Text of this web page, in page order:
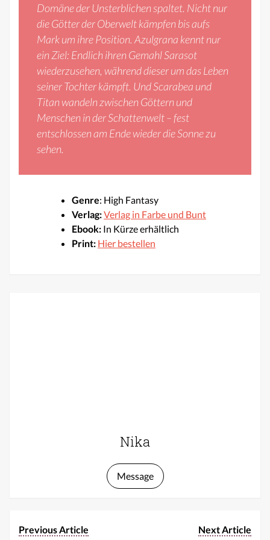
Domäne der Unsterblichen spaltet. Nicht nur
die Götter der Oberwelt kämpfen bis aufs
Mark um ihre Position. Azulgrana kennt nur
ein Ziel: Endlich ihren Gemahl Sarasot
wiederzusehen, während dieser um das Leben
seiner Tochter kämpft. Und Scarabea und
Titan wandeln zwischen Göttern und
Menschen in der Schattenwelt – fest
entschlossen am Ende wieder die Sonne zu
sehen.
Genre: High Fantasy
Verlag:Verlag in Farbe und Bunt
Ebook: In Kürze erhältlich
Print: Hier bestellen
Nika
Message
Previous Article Next Article